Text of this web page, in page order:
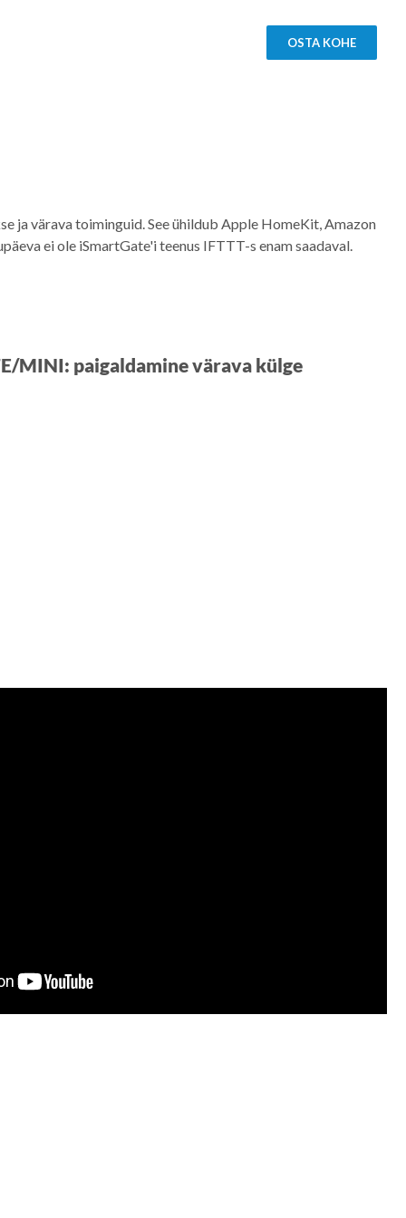
OSTA KOHE
ja värava toiminguid. See ühildub Apple HomeKit, Amazon
ei ole iSmartGate'i teenus IFTTT-s enam saadaval.
MINI: paigaldamine värava külge